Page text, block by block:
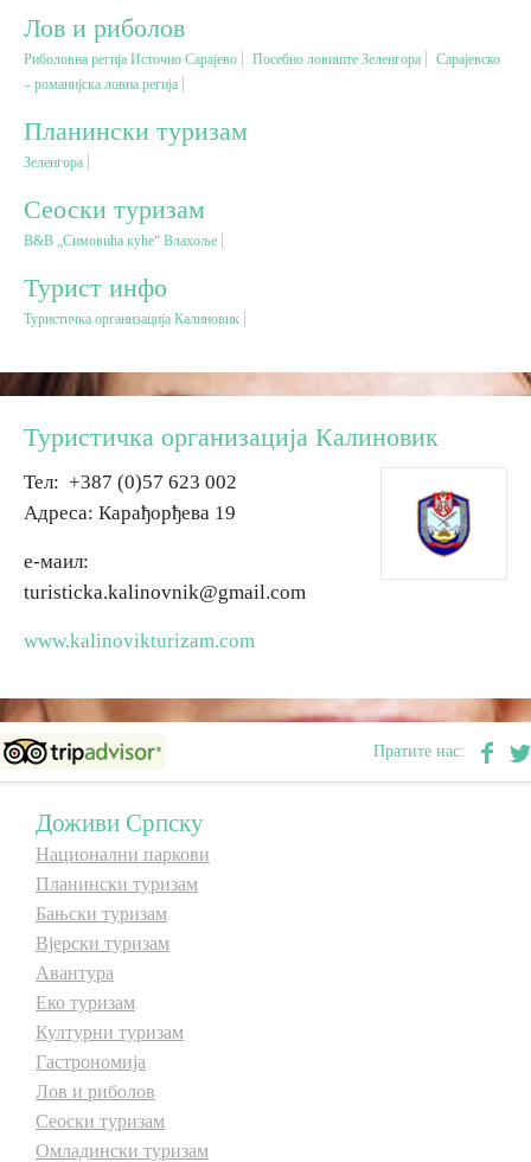
Авантура
Еко туризам
Културни туризам
Гастрономија
Омладински туризам
Манифестације
Мултимедија
Фото
Видео
E-Brochure
Откриј Српску
Лов и риболов
Риболовна регија Источно Сарајево Посебно ловиште Зеленгора
Сарајевско
– романијска ловна регија
Планински туризам
Зеленгора
Сеоски туризам
В&B „Симовића куће“ Влахоље
Турист инфо
Туристичка организација Калиновик
Туристичка организација Калиновик
Тел: +387 (0)57 623 002
Адреса: Карађорђева 19
e-маил:
turisticka.kalinovnik@gmail.com
www.kalinovikturizam.com
Пратите нас:
Доживи Српску
Национални паркови
Планински туризам
Бањски туризам
Вјерски туризам
Авантура
Еко туризам
Културни туризам
Гастрономија
Лов и риболов
Сеоски туризам
Омладински туризам